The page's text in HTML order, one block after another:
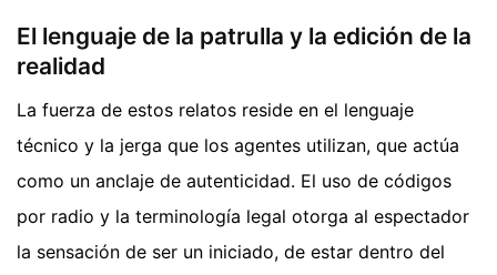
El lenguaje de la patrulla y la edición de la
realidad
La fuerza de estos relatos reside en el lenguaje
técnico y la jerga que los agentes utilizan, que actúa
como un anclaje de autenticidad. El uso de códigos
por radio y la terminología legal otorga al espectador
la sensación de ser un iniciado, de estar dentro del